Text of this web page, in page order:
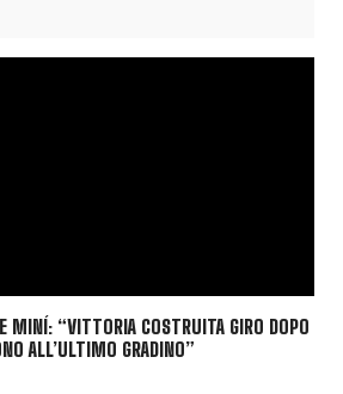
MINÍ: “VITTORIA COSTRUITA GIRO DOPO
ALL’ULTIMO GRADINO”